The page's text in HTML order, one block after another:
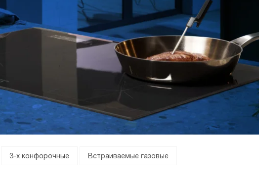
3-х конфорочные Встраиваемые газовые